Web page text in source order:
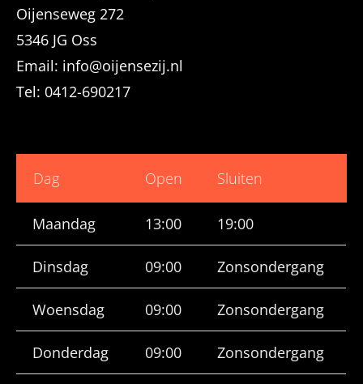
Oijenseweg 272
5346 JG Oss
Email: info@oijensezij.nl
Tel: 0412-690217
Dag Open Sluiten
Maandag 13:00 19:00
Dinsdag 09:00 Zonsondergang
Woensdag 09:00 Zonsondergang
Donderdag 09:00 Zonsondergang